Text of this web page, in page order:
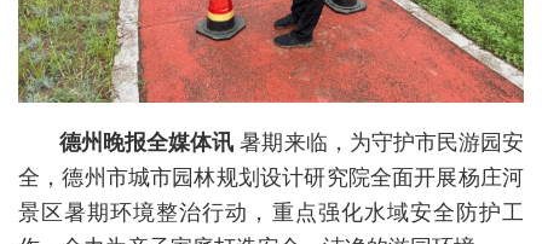
德州晚报全媒体讯 暑期来临，为守护市民游园安
全，德州市城市园林规划设计研究院全面开展杨庄河
景区暑期环境整治行动，重点强化水域安全防护工